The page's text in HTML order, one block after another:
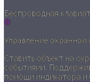
Беспроводная
Управление охранной
Ставить объект на
событиями.
помощи индикатора и